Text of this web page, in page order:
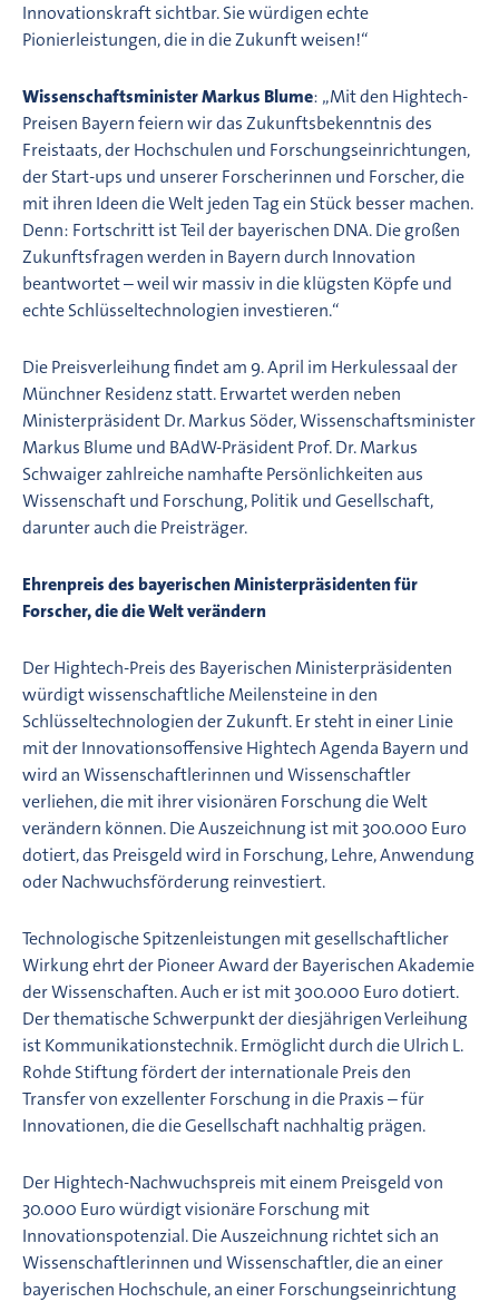
Innovationskraft sichtbar. Sie würdigen echte
Pionierleistungen, die in die Zukunft weisen!“
Wissenschaftsminister Markus Blume: „Mit den Hightech-
Preisen Bayern feiern wir das Zukunftsbekenntnis des
Freistaats, der Hochschulen und Forschungseinrichtungen,
der Start-ups und unserer Forscherinnen und Forscher, die
mit ihren Ideen die Welt jeden Tag ein Stück besser machen.
Denn: Fortschritt ist Teil der bayerischen DNA. Die großen
Zukunftsfragen werden in Bayern durch Innovation
beantwortet – weil wir massiv in die klügsten Köpfe und
echte Schlüsseltechnologien investieren.“
Die Preisverleihung findet am 9. April im Herkulessaal der
Münchner Residenz statt. Erwartet werden neben
Ministerpräsident Dr. Markus Söder, Wissenschaftsminister
Markus Blume und BAdW-Präsident Prof. Dr. Markus
Schwaiger zahlreiche namhafte Persönlichkeiten aus
Wissenschaft und Forschung, Politik und Gesellschaft,
darunter auch die Preisträger.
Ehrenpreis des bayerischen Ministerpräsidenten für
Forscher, die die Welt verändern
Der Hightech-Preis des Bayerischen Ministerpräsidenten
würdigt wissenschaftliche Meilensteine in den
Schlüsseltechnologien der Zukunft. Er steht in einer Linie
mit der Innovationsoffensive Hightech Agenda Bayern und
wird an Wissenschaftlerinnen und Wissenschaftler
verliehen, die mit ihrer visionären Forschung die Welt
verändern können. Die Auszeichnung ist mit 300.000 Euro
dotiert, das Preisgeld wird in Forschung, Lehre, Anwendung
oder Nachwuchsförderung reinvestiert.
Technologische Spitzenleistungen mit gesellschaftlicher
Wirkung ehrt der Pioneer Award der Bayerischen Akademie
der Wissenschaften. Auch er ist mit 300.000 Euro dotiert.
Der thematische Schwerpunkt der diesjährigen Verleihung
ist Kommunikationstechnik. Ermöglicht durch die Ulrich L.
Rohde Stiftung fördert der internationale Preis den
Transfer von exzellenter Forschung in die Praxis – für
Innovationen, die die Gesellschaft nachhaltig prägen.
Der Hightech-Nachwuchspreis mit einem Preisgeld von
30.000 Euro würdigt visionäre Forschung mit
Innovationspotenzial. Die Auszeichnung richtet sich an
Wissenschaftlerinnen und Wissenschaftler, die an einer
bayerischen Hochschule, an einer Forschungseinrichtung